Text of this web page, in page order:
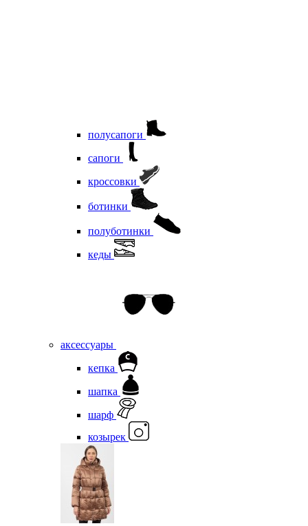
полусапоги
сапоги
кроссовки
ботинки
полуботинки
кеды
аксессуары
кепка
шапка
шарф
козырек